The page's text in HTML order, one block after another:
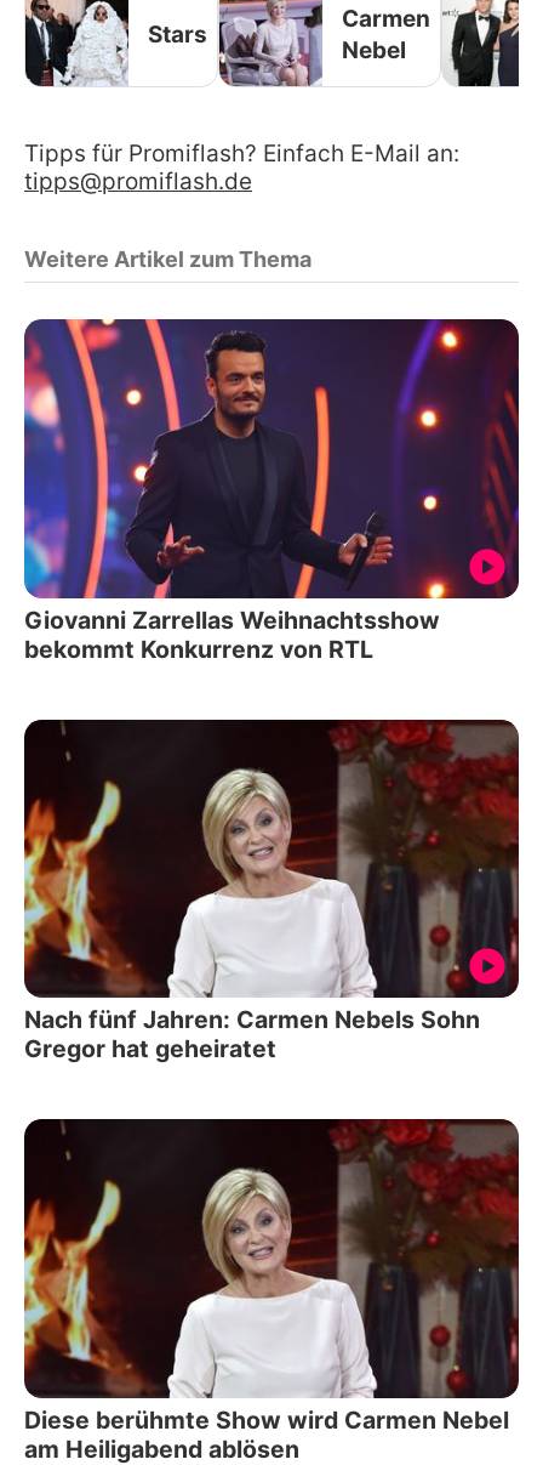
Stars
Carmen
Nebel
Tipps für Promiflash? Einfach E-Mail an:
tipps@promiflash.de
Weitere Artikel zum Thema
Giovanni Zarrellas Weihnachtsshow
bekommt Konkurrenz von RTL
Nach fünf Jahren: Carmen Nebels Sohn
Gregor hat geheiratet
Diese berühmte Show wird Carmen Nebel
am Heiligabend ablösen